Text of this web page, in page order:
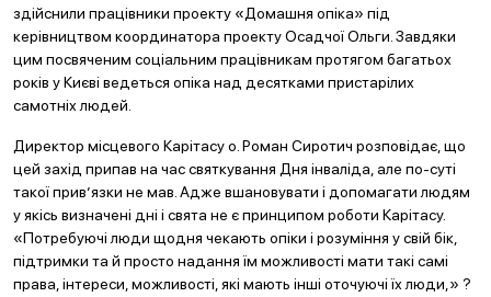
здійснили працівники проекту «Домашня опіка» під
керівництвом координатора проекту Осадчої Ольги. Завдяки
цим посвяченим соціальним працівникам протягом багатьох
років у Києві ведеться опіка над десятками пристарілих
самотніх людей.
Директор місцевого Карітасу о. Роман Сиротич розповідає, що
цей захід припав на час святкування Дня інваліда, але по-суті
такої прив’язки не мав. Адже вшановувати і допомагати людям
у якісь визначені дні і свята не є принципом роботи Карітасу.
«Потребуючі люди щодня чекають опіки і розуміння у свій бік,
підтримки та й просто надання їм можливості мати такі самі
права, інтереси, можливості, які мають інші оточуючі їх люди,» ?